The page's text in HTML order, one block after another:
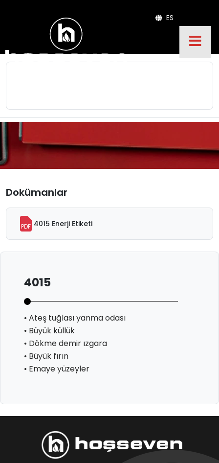
ES
Dokümanlar
PDF 4015 Enerji Etiketi
4015
• Ateş tuğlası yanma odası
• Büyük küllük
• Dökme demir ızgara
• Büyük fırın
• Emaye yüzeyler